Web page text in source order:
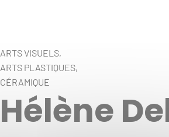
ARTS VISUELS,
ARTS PLASTIQUES,
CÉRAMIQUE
Hélène